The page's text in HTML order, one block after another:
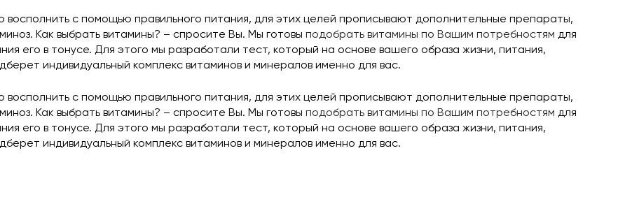
восполнить с помощью правильного питания, для этих целей прописывают дополнительные препараты,
Как выбрать витамины? – спросите Вы. Мы готовы подобрать витамины по Вашим потребностям для
его в тонусе. Для этого мы разработали тест, который на основе вашего образа жизни, питания,
индивидуальный комплекс витаминов и минералов именно для вас.
восполнить с помощью правильного питания, для этих целей прописывают дополнительные препараты,
Как выбрать витамины? – спросите Вы. Мы готовы подобрать витамины по Вашим потребностям для
его в тонусе. Для этого мы разработали тест, который на основе вашего образа жизни, питания,
индивидуальный комплекс витаминов и минералов именно для вас.